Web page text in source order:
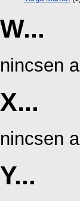
W...
nincsen
X...
nincsen
Y...